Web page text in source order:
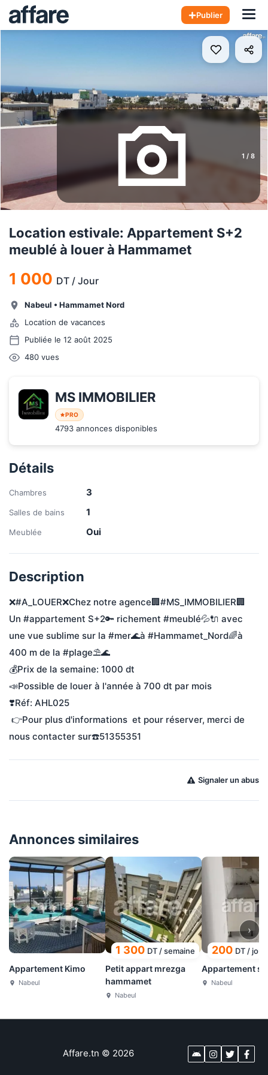
Publier
1 / 8
Location estivale: Appartement S+2
meublé à louer à Hammamet
1 000 DT / Jour
Nabeul • Hammamet Nord
Location de vacances
Publiée le 12 août 2025
480 vues
MS IMMOBILIER
PRO
4793 annonces disponibles
Détails
Chambres 3
Salles de bains 1
Meublée Oui
Description
❌#A_LOUER❌Chez notre agence🏢#MS_IMMOBILIER🏢
Un #appartement S+2🔑 richement #meublé💦🔌 avec
une vue sublime sur la #mer🌊à #Hammamet_Nord🌈à
400 m de la #plage⛱️🌊
💰Prix de la semaine: 1000 dt
📣Possible de louer à l'année à 700 dt par mois
❣️Réf: AHL025
nous contacter sur☎️51355351
Signaler un abus
Annonces similaires
Appartement Kimo
Nabeul
1 300 DT /semaine
Petit appart mrezga
hammamet
Nabeul
200 DT / jour
Appartement
Nabeul
›
Affare.tn © 2026